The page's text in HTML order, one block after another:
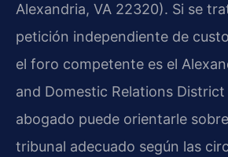
Alexandria, VA 22320). Si se
petición independiente de
el foro competente es el
and Domestic Relations
abogado puede orientarle
tribunal adecuado según las